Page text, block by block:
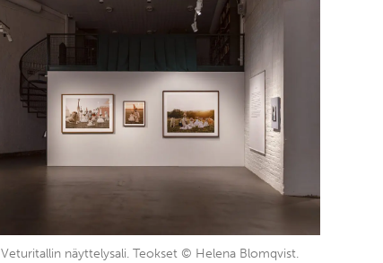
Veturitallin näyttelysali. Teokset © Helena Blomqvist.